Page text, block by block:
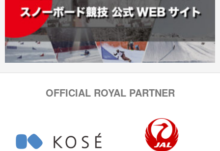
OFFICIAL ROYAL PARTNER